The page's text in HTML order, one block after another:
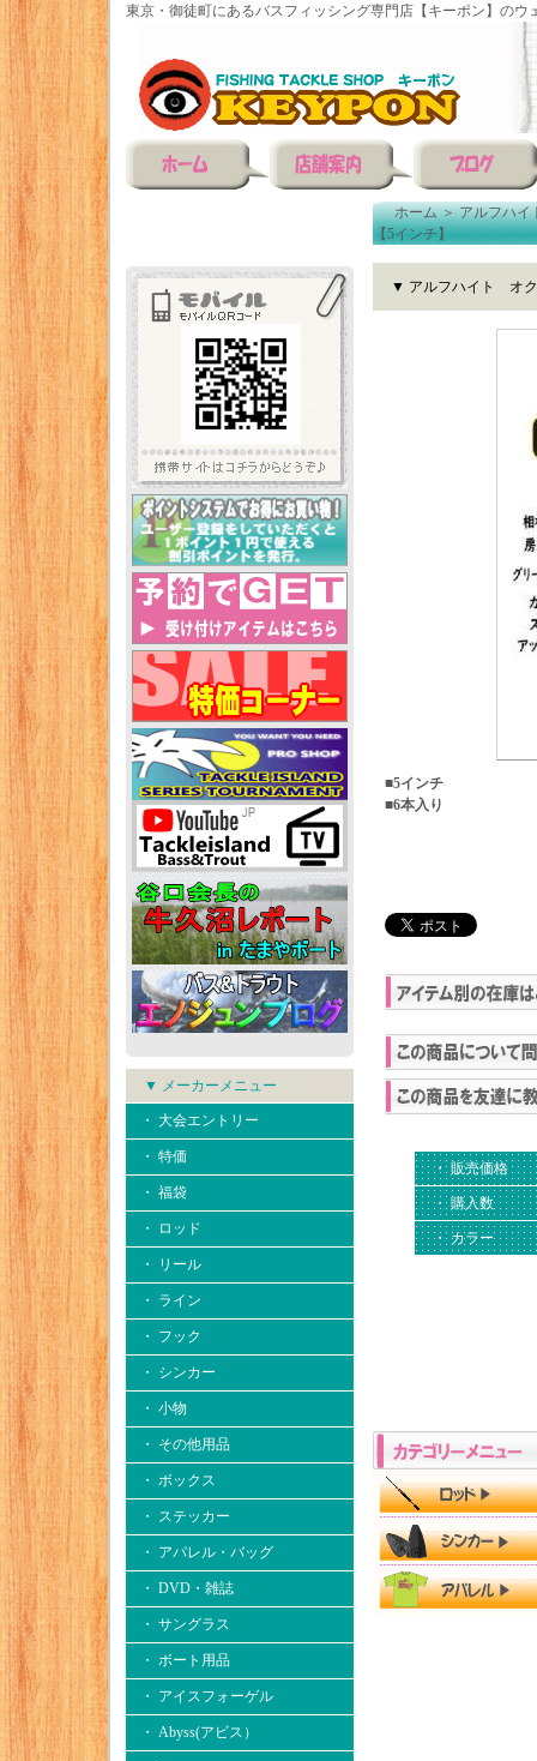
東京・御徒町にあるバスフィッシング専門店【キーポン】のウ
▼ メーカーメニュー
・ 大会エントリー
・ 特価
・ 福袋
・ ロッド
・ リール
・ ライン
・ フック
・ シンカー
・ 小物
・ その他用品
・ ボックス
・ ステッカー
・ アパレル・バッグ
・ DVD・雑誌
・ サングラス
・ ボート用品
・ アイスフォーゲル
・ Abyss(アビス）
ホーム＞アルフハイ
【5インチ】
▼ アルフハイト オク
■5インチ
■6本入り
・ 販売価格
・ 購入数
・ カラー